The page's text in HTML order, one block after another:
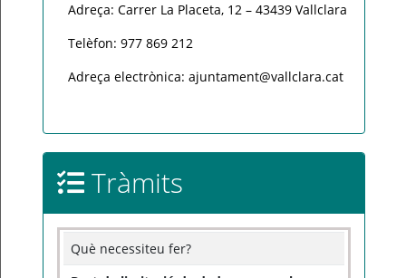
Adreça: Carrer La Placeta, 12 – 43439 Vallclara
Telèfon: 977 869 212
Adreça electrònica: ajuntament@vallclara.cat
Tràmits
Què necessiteu fer?